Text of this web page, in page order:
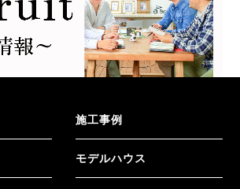
施工事例
モデルハウス